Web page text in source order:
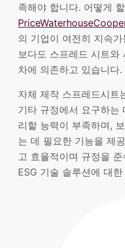
족해야 합니다. 어떻게
의 기업이 여전히 지속
보다도 스프레드 시트와
차에 의존하고 있습니다.
자체 제작 스프레드시트
기타 규정에서 요구하는
리할 능력이 부족하며,
는 데 필요한 기능을 제
고 효율적이며 규정을
ESG 기술 솔루션에 대